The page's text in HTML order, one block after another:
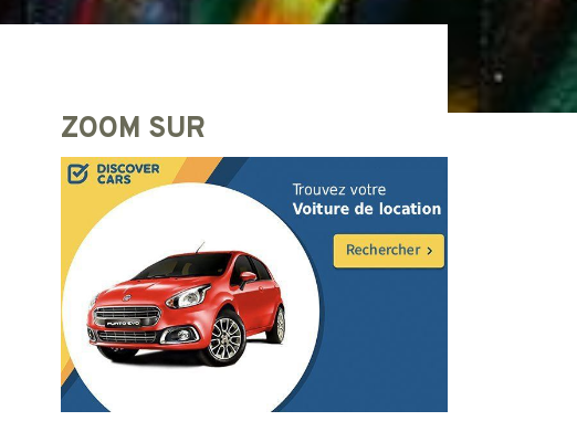
ZOOM SUR